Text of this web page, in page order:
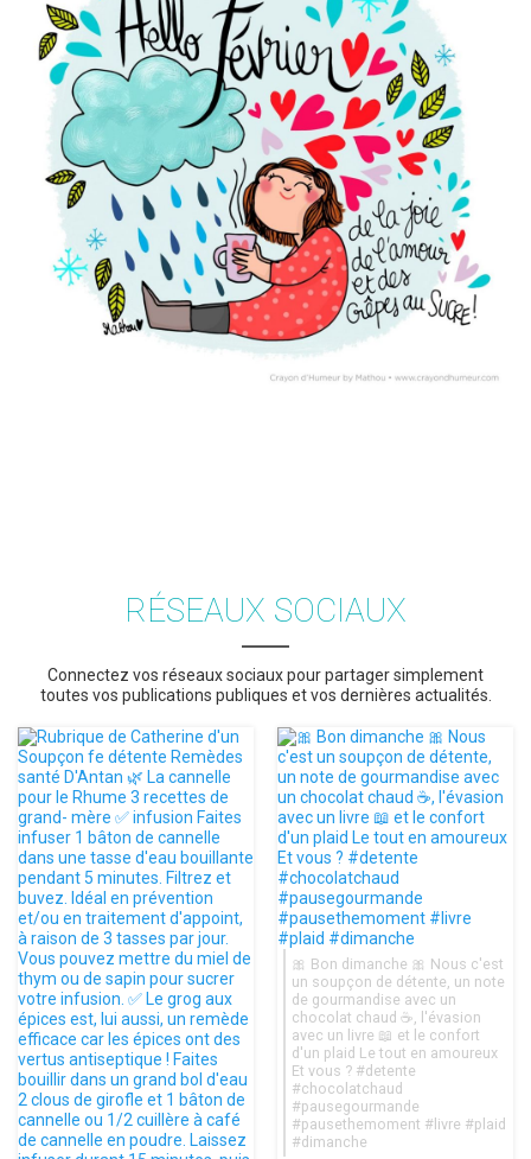
RÉSEAUX SOCIAUX
Connectez vos réseaux sociaux pour partager simplement
toutes vos publications publiques et vos dernières actualités.
🎀 Bon dimanche 🎀 Nous c'est
un soupçon de détente, un note
de gourmandise avec un
chocolat chaud ☕, l'évasion
avec un livre 📖 et le confort
d'un plaid Le tout en amoureux
Et vous ? #detente
#chocolatchaud
#pausegourmande
#pausethemoment #livre #plaid
#dimanche